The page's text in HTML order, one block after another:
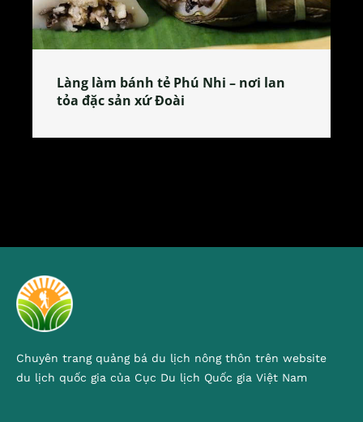
Làng làm bánh tẻ Phú Nhi – nơi lan
tỏa đặc sản xứ Đoài
Chuyên trang quảng bá du lịch nông thôn trên website
du lịch quốc gia của Cục Du lịch Quốc gia Việt Nam